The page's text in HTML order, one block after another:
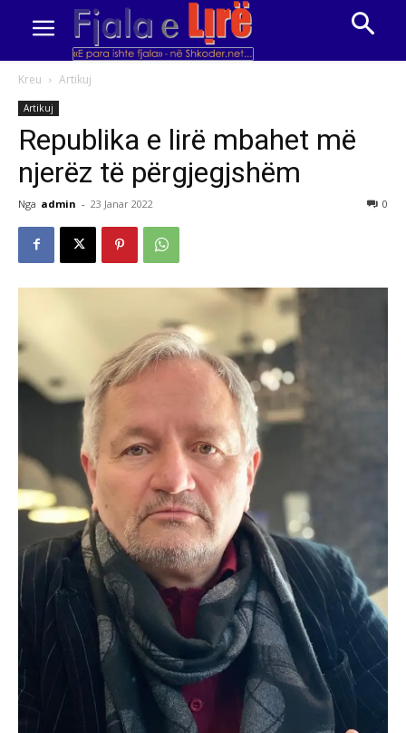
Kreu Artikuj
Artikuj
Republika e lirë mbahet më
njerëz të përgjegjshëm
Nga admin - 23 Janar 2022 0